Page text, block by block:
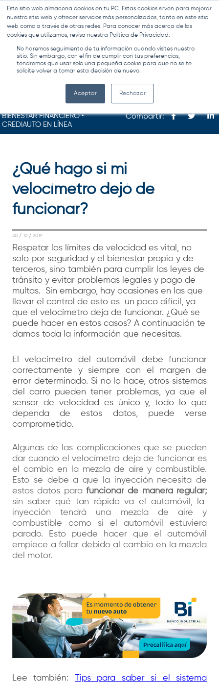
Este sitio web almacena cookies en tu PC. Estas cookies sirven para mejorar
nuestro sitio web y ofrecer servicios más personalizados, tanto en este sitio
web como a través de otras redes. Para conocer más acerca de las
cookies que utilizamos, revisa nuestra Política de Privacidad.
No haremos seguimiento de tu información cuando visites nuestro
sitio. Sin embargo, con el fin de cumplir con tus preferencias,
tendremos que usar solo una pequeña cookie para que no se te
solicite volver a tomar esta decisión de nuevo.
Aceptar Rechazar
MENÚ
BIENESTAR FINANCIERO •
CREDIAUTO EN LÍNEA
Compartir:
¿Qué hago si mi
velocímetro dejó de
funcionar?
30 / 10 / 2019
Respetar los límites de velocidad es vital, no
solo por seguridad y el bienestar propio y de
terceros, sino también para cumplir las leyes de
tránsito y evitar problemas legales y pago de
multas. Sin embargo, hay ocasiones en las que
llevar el control de esto es un poco difícil, ya
que el velocímetro deja de funcionar. ¿Qué se
puede hacer en estos casos? A continuación te
damos toda la información que necesitas.
El velocímetro del automóvil debe funcionar
correctamente y siempre con el margen de
error determinado. Si no lo hace, otros sistemas
del carro pueden tener problemas, ya que el
sensor de velocidad es único y, todo lo que
dependa de estos datos, puede verse
comprometido.
Algunas de las complicaciones que se pueden
dar cuando el velocímetro deja de funcionar es
el cambio en la mezcla de aire y combustible.
Esto se debe a que la inyección necesita de
estos datos para funcionar de manera regular;
sin saber qué tan rápido va el automóvil, la
inyección tendrá una mezcla de aire y
combustible como si el automóvil estuviera
parado. Esto puede hacer que el automóvil
empiece a fallar debido al cambio en la mezcla
del motor.
Lee también:
Tips para saber si el sistema